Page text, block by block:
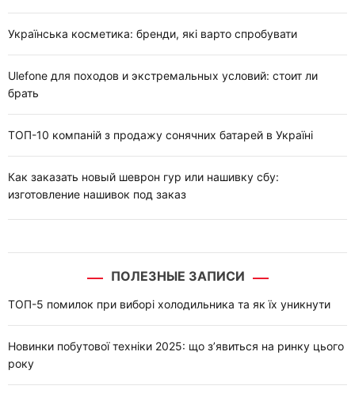
Українська косметика: бренди, які варто спробувати
Ulefone для походов и экстремальных условий: стоит ли
брать
ТОП-10 компаній з продажу сонячних батарей в Україні
Как заказать новый шеврон гур или нашивку сбу:
изготовление нашивок под заказ
ПОЛЕЗНЫЕ ЗАПИСИ
ТОП-5 помилок при виборі холодильника та як їх уникнути
Новинки побутової техніки 2025: що з’явиться на ринку цього
року